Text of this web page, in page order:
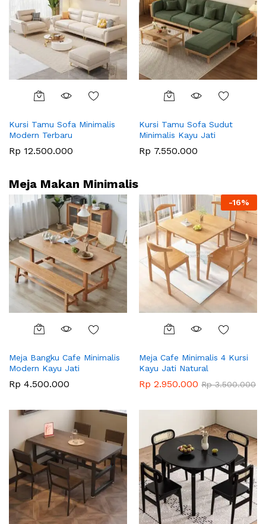
Kursi Tamu Sofa Minimalis
Modern Terbaru
Rp 12.500.000
Kursi Tamu Sofa Sudut
Minimalis Kayu Jati
Rp 7.550.000
Meja Makan Minimalis
Meja Bangku Cafe Minimalis
Modern Kayu Jati
Rp 4.500.000
-16%
Meja Cafe Minimalis 4 Kursi
Kayu Jati Natural
Rp 2.950.000 Rp3.500.000